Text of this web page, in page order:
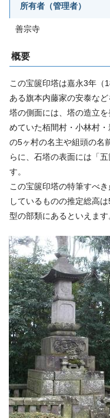
所有者（管理者）
善宗寺
概要
この宝篋印塔は嘉永3年（
ある旗本内藤家の安泰など
塔の側面には、塔の造立
めていた栢間村・小林村
の5ヶ村の名主や組頭の名
らに、石塔の表面には「
す。
この宝篋印塔の特筆すべ
しているものの推定総高
型の部類にあるといえます